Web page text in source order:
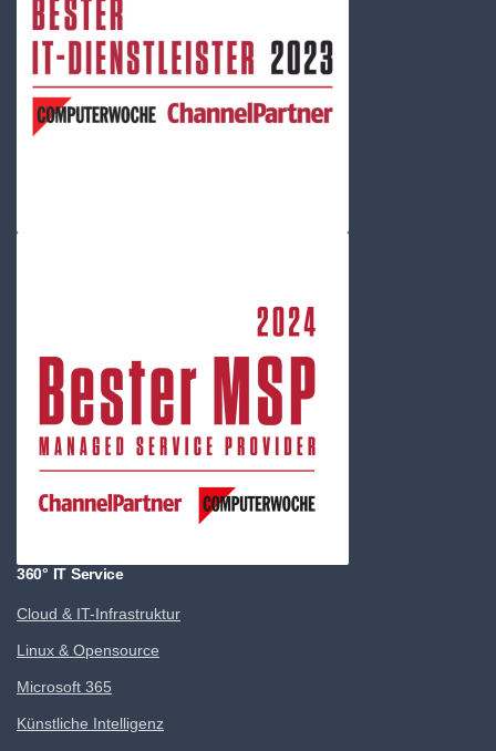
360° IT Service
Cloud & IT-Infrastruktur
Linux & Opensource
Microsoft 365
Künstliche Intelligenz